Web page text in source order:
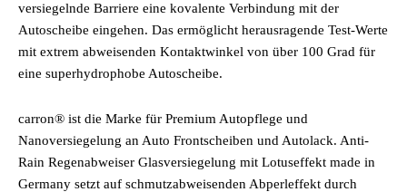
versiegelnde Barriere eine kovalente Verbindung mit der
Autoscheibe eingehen. Das ermöglicht herausragende Test-Werte
mit extrem abweisenden Kontaktwinkel von über 100 Grad für
eine superhydrophobe Autoscheibe.
carron® ist die Marke für Premium Autopflege und
Nanoversiegelung an Auto Frontscheiben und Autolack. Anti-
Rain Regenabweiser Glasversiegelung mit Lotuseffekt made in
Germany setzt auf schmutzabweisenden Abperleffekt durch